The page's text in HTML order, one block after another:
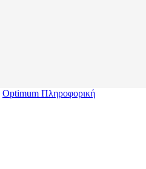
Optimum Πληροφορική